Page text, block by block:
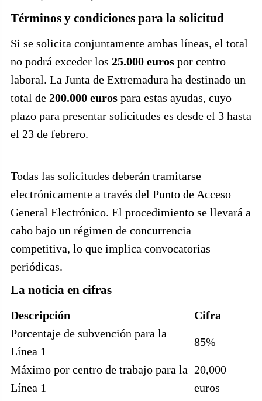
Términos y condiciones para la solicitud
Si se solicita conjuntamente ambas líneas, el total
no podrá exceder los 25.000 euros por centro
laboral. La Junta de Extremadura ha destinado un
total de 200.000 euros para estas ayudas, cuyo
plazo para presentar solicitudes es desde el 3 hasta
el 23 de febrero.
Todas las solicitudes deberán tramitarse
electrónicamente a través del Punto de Acceso
General Electrónico. El procedimiento se llevará a
cabo bajo un régimen de concurrencia
competitiva, lo que implica convocatorias
periódicas.
La noticia en cifras
Descripción
Cifra
Porcentaje de subvención para la
Línea 1
85%
Máximo por centro de trabajo para la
Línea 1
20,000
euros